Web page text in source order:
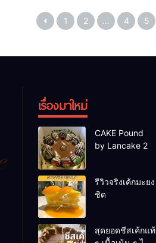
1 2 … 4 5
เรื่องมาใหม่
CAKE Pound
by Lancake 2
รีวิวจริงเค้กมะยง
ชิด
สุดยอดชีสเค้กแท้